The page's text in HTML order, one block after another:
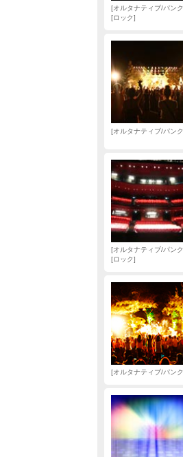
オルタナティブ/パンク
ロック
オルタナティブ/パンク
オルタナティブ/パンク
ロック
オルタナティブ/パンク